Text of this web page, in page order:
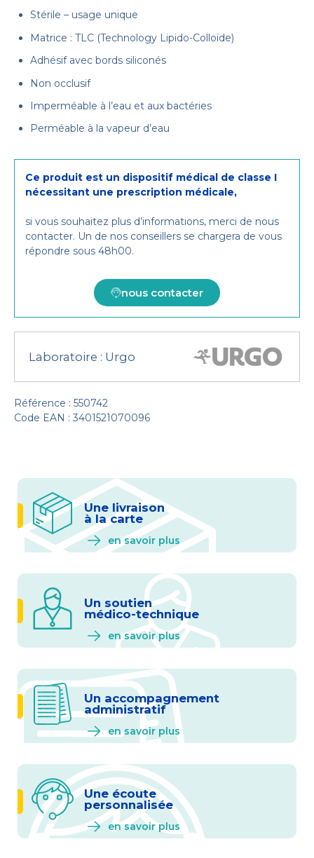
Stérile – usage unique
Matrice : TLC (Technology Lipido-Colloïde)
Adhésif avec bords siliconés
Non occlusif
Imperméable à l’eau et aux bactéries
Perméable à la vapeur d’eau
Ce produit est un dispositif médical de classe I
nécessitant une prescription médicale,
si vous souhaitez plus d’informations, merci de nous
contacter. Un de nos conseillers se chargera de vous
répondre sous 48h00.
nous contacter
Laboratoire : Urgo
Référence : 550742
Code EAN : 3401521070096
Une livraison
à la carte
en savoir plus
Un soutien
médico-technique
en savoir plus
Un accompagnement
administratif
en savoir plus
Une écoute
personnalisée
en savoir plus